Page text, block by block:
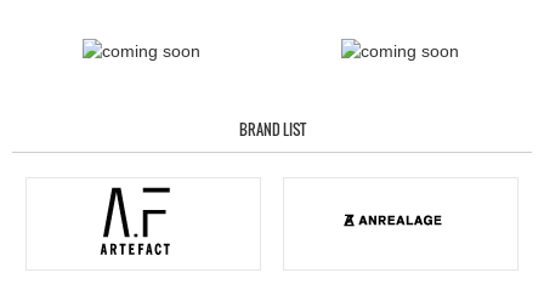
BRAND LIST